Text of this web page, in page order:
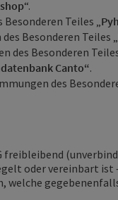
“.
Teiles „
Besonderen Teiles „
des Besonderen
Canto“.
des
oder vereinbart